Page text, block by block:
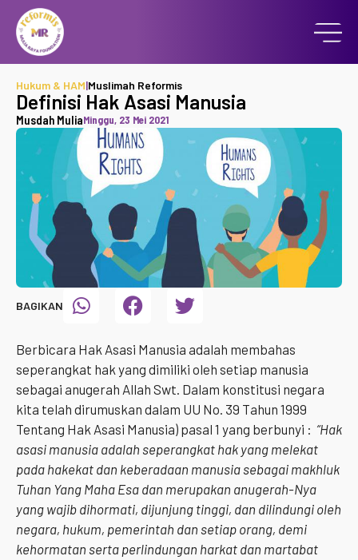
Hukum & HAM|Muslimah Reformis
Definisi Hak Asasi Manusia
Musdah MuliaMinggu, 23 Mei 2021
BAGIKAN
Berbicara Hak Asasi Manusia adalah membahas
seperangkat hak yang dimiliki oleh setiap manusia
sebagai anugerah Allah Swt. Dalam konstitusi negara
kita telah dirumuskan dalam UU No. 39 Tahun 1999
Tentang Hak Asasi Manusia) pasal 1 yang berbunyi : “Hak
asasi manusia adalah seperangkat hak yang melekat
pada hakekat dan keberadaan manusia sebagai makhluk
Tuhan Yang Maha Esa dan merupakan anugerah-Nya
yang wajib dihormati, dijunjung tinggi, dan dilindungi oleh
negara, hukum, pemerintah dan setiap orang, demi
kehormatan serta perlindungan harkat dan martabat